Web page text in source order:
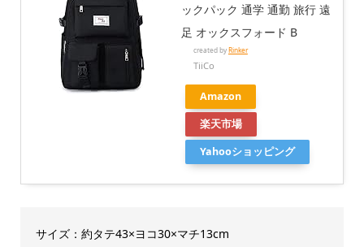
ックパック 通学 通勤 旅行 遠
足 オックスフォード B
created byRinker
TiiCo
Amazon
楽天市場
Yahooショッピング
サイズ：約タテ43×ヨコ30×マチ13cm